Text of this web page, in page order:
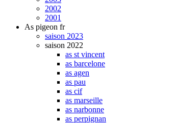
2002
2001
As pigeon fr
saison 2023
saison 2022
as st vincent
as barcelone
as agen
as pau
as cif
as marseille
as narbonne
as perpignan